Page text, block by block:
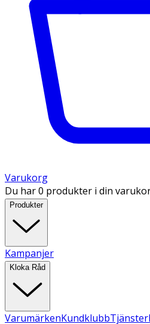
Varukorg
Du har 0 produkter i din
Produkter
Kampanjer
Kloka Råd
VarumärkenKundklubbTjänster